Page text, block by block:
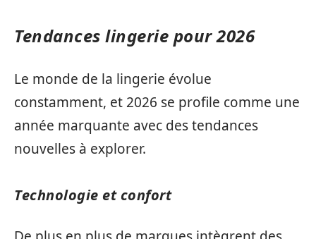
Tendances lingerie pour 2026
Le monde de la lingerie évolue
constamment, et 2026 se profile comme une
année marquante avec des tendances
nouvelles à explorer.
Technologie et confort